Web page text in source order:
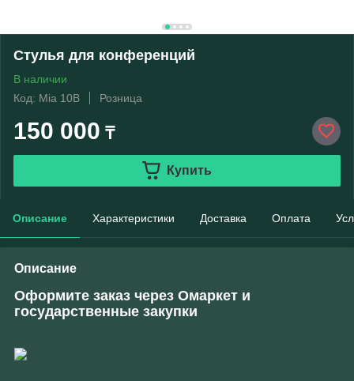
Стулья для конференций
В наличии
Код: Mia 10B
Розница
150 000 ₸
Купить
Описание Характеристики Доставка Оплата
Описание
Оформите заказ через Омаркет и
государственные закупки